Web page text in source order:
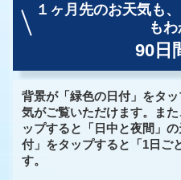
１ヶ月先のお天気も、
も
90日
背景が「緑色の日付」をタ
気がご覧いただけます。ま
ップすると「日中と夜間」
付」をタップすると「1日ご
す。